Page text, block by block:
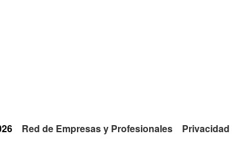
Red de Empresas y Profesionales Privacidad